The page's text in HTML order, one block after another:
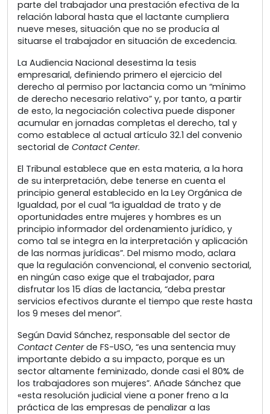
parte del trabajador una prestación efectiva de la
relación laboral hasta que el lactante cumpliera
nueve meses, situación que no se producía al
situarse el trabajador en situación de excedencia.
La Audiencia Nacional desestima la tesis
empresarial, definiendo primero el ejercicio del
derecho al permiso por lactancia como un “mínimo
de derecho necesario relativo” y, por tanto, a partir
de esto, la negociación colectiva puede disponer
acumular en jornadas completas el derecho, tal y
como establece al actual artículo 32.1 del convenio
sectorial de Contact Center.
El Tribunal establece que en esta materia, a la hora
de su interpretación, debe tenerse en cuenta el
principio general establecido en la Ley Orgánica de
Igualdad, por el cual “la igualdad de trato y de
oportunidades entre mujeres y hombres es un
principio informador del ordenamiento jurídico, y
como tal se integra en la interpretación y aplicación
de las normas jurídicas”. Del mismo modo, aclara
que la regulación convencional, el convenio sectorial,
en ningún caso exige que el trabajador, para
disfrutar los 15 días de lactancia, “deba prestar
servicios efectivos durante el tiempo que reste hasta
los 9 meses del menor”.
Según David Sánchez, responsable del sector de
Contact Centerde FS-USO, “es una sentencia muy
importante debido a su impacto, porque es un
sector altamente feminizado, donde casi el 80% de
los trabajadores son mujeres”. Añade Sánchez que
«esta resolución judicial viene a poner freno a la
práctica de las empresas de penalizar a las